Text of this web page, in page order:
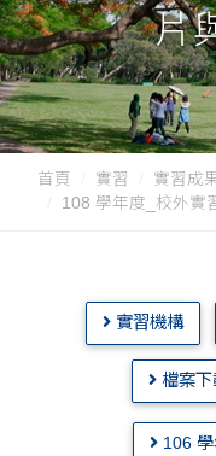
片
首頁 實習
實習成
108 學年度_校外實
實習機構
檔案下
106 學